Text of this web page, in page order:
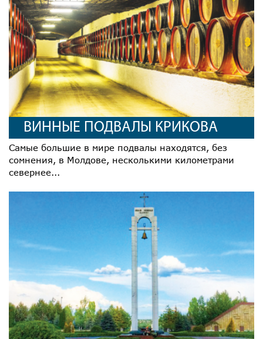
ВИННЫЕ ПОДВАЛЫ КРИКОВА
Самые большие в мире подвалы находятся, без
сомнения, в Молдове, несколькими километрами
севернее...